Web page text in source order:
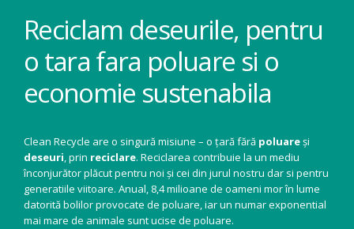
Reciclam deseurile, pentru
o tara fara poluare si o
economie sustenabila
Clean Recycle are o singură misiune – o țară fără poluareși
deseuri, prin reciclare. Reciclarea contribuie la un mediu
înconjurător plăcut pentru noi și cei din jurul nostru dar si pentru
generatiile viitoare. Anual, 8,4 milioane de oameni mor în lume
datorită bolilor provocate de poluare, iar un numar exponential
mai mare de animale sunt ucise de poluare.